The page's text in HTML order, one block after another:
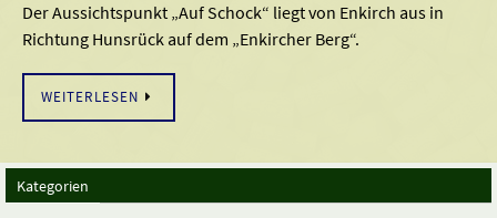
Der Aussichtspunkt „Auf Schock“ liegt von Enkirch aus in
Richtung Hunsrück auf dem „Enkircher Berg“.
WEITERLESEN
Kategorien